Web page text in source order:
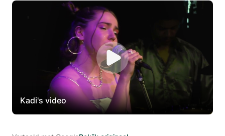
Kadi's video